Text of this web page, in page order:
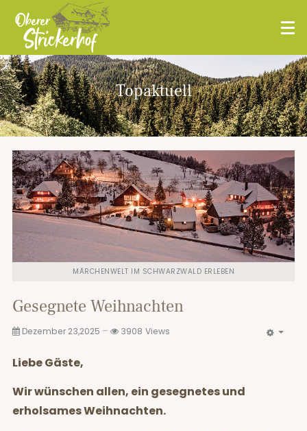
Topaktuell
MÄRCHENWELT IM SCHWARZWALD ERLEBEN
Gesegnete Weihnachten
Dezember 23,2025 3908 Views
Liebe Gäste,
Wir wünschen allen, ein gesegnetes und
erholsames Weihnachten.